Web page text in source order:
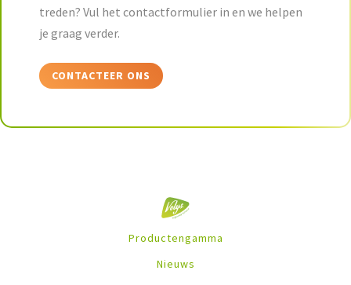
treden? Vul het contactformulier in en we helpen
je graag verder.
CONTACTEER ONS
Productengamma
Nieuws